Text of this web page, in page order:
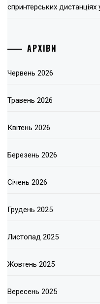
спринтерських
АРХІВИ
Червень 2026
Травень 2026
Квітень 2026
Березень 2026
Січень 2026
Грудень 2025
Листопад 2025
Жовтень 2025
Вересень 2025